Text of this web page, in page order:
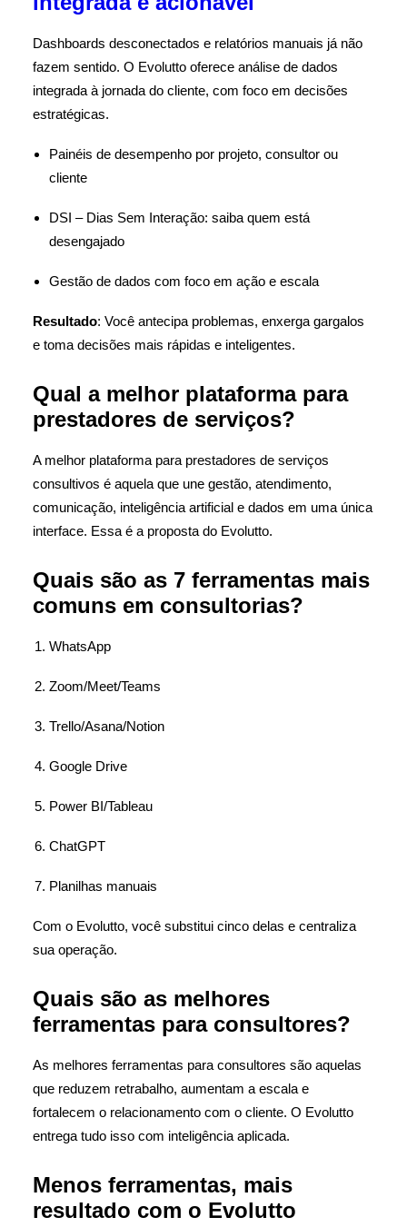
Dashboards desconectados e relatórios manuais já não
fazem sentido. O Evolutto oferece análise de dados
integrada à jornada do cliente, com foco em decisões
estratégicas.
Painéis de desempenho por projeto, consultor ou
cliente
DSI – Dias Sem Interação: saiba quem está
desengajado
Gestão de dados com foco em ação e escala
Resultado: Você antecipa problemas, enxerga gargalos
e toma decisões mais rápidas e inteligentes.
Qual a melhor plataforma para
prestadores de serviços?
A melhor plataforma para prestadores de serviços
consultivos é aquela que une gestão, atendimento,
comunicação, inteligência artificial e dados em uma única
interface. Essa é a proposta do Evolutto.
Quais são as 7 ferramentas mais
comuns em consultorias?
WhatsApp
Zoom/Meet/Teams
Trello/Asana/Notion
Google Drive
Power BI/Tableau
ChatGPT
Planilhas manuais
Com o Evolutto, você substitui cinco delas e centraliza
sua operação.
Quais são as melhores
ferramentas para consultores?
As melhores ferramentas para consultores são aquelas
que reduzem retrabalho, aumentam a escala e
fortalecem o relacionamento com o cliente. O Evolutto
entrega tudo isso com inteligência aplicada.
Menos ferramentas, mais
resultado com o Evolutto